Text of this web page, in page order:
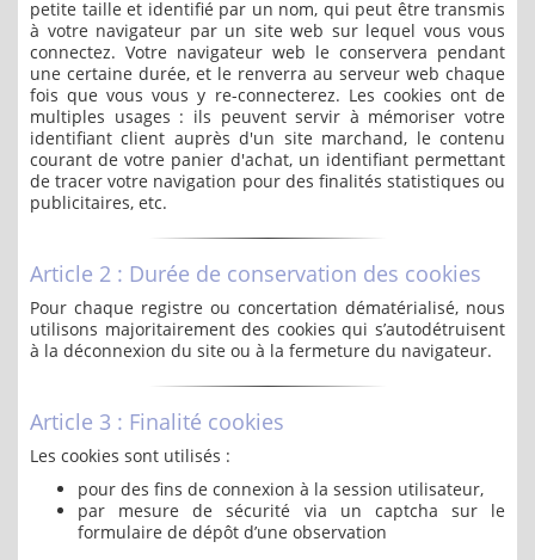
petite taille et identifié par un nom, qui peut être transmis
à votre navigateur par un site web sur lequel vous vous
connectez. Votre navigateur web le conservera pendant
une certaine durée, et le renverra au serveur web chaque
fois que vous vous y re-connecterez. Les cookies ont de
multiples usages : ils peuvent servir à mémoriser votre
identifiant client auprès d'un site marchand, le contenu
courant de votre panier d'achat, un identifiant permettant
de tracer votre navigation pour des finalités statistiques ou
publicitaires, etc.
Article 2 : Durée de conservation des cookies
Pour chaque registre ou concertation dématérialisé, nous
utilisons majoritairement des cookies qui s’autodétruisent
à la déconnexion du site ou à la fermeture du navigateur.
Article 3 : Finalité cookies
Les cookies sont utilisés :
pour des fins de connexion à la session utilisateur,
par mesure de sécurité via un captcha sur le
formulaire de dépôt d’une observation